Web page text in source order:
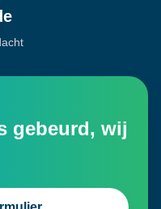
gebeurd, wij